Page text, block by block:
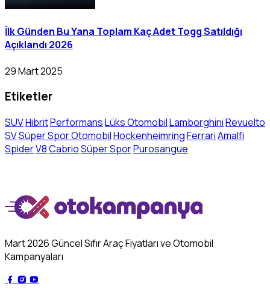
İlk Günden Bu Yana Toplam Kaç Adet Togg Satıldığı
Açıklandı 2026
29 Mart 2025
Etiketler
SUVHibritPerformansLüks OtomobilLamborghiniRevuelto
SVSüper Spor OtomobilHockenheimringFerrariAmalfi
SpiderV8CabrioSüper SporPurosangue
Mart 2026 Güncel Sıfır Araç Fiyatları ve Otomobil
Kampanyaları